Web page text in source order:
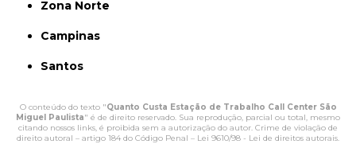
Zona Norte
Campinas
Santos
O conteúdo do texto "Quanto Custa Estação de Trabalho Call Center São
Miguel Paulista" é de direito reservado. Sua reprodução, parcial ou total, mesmo
citando nossos links, é proibida sem a autorização do autor. Crime de violação de
direito autoral – artigo 184 do Código Penal – Lei 9610/98 - Lei de direitos autorais.